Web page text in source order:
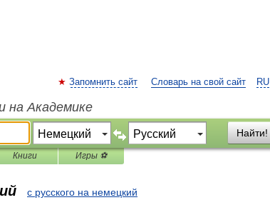
RU
Запомнить сайт Словарь на свой сайт
на Академике
Найти!
Книги Игры ⚽
с русского на немецкий